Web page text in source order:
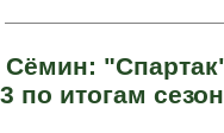
по итогам